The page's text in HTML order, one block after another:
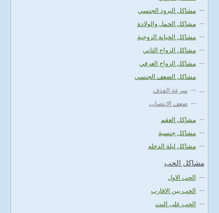
مشاكل البرود الجنسي
مشاكل الحمل والولادة
مشاكل الخيانة الزوجية
مشاكل الزواج الثاني
مشاكل الزواج العرفي
مشاكل الضعف الجنسي
سرعة القذف
ضعف الانتصاب
مشاكل العقم
مشاكل جنسية
مشاكل ليلة الدخله
مشاكل الحب
الحب الاول
الحب بين الاقارب
الحب على النت